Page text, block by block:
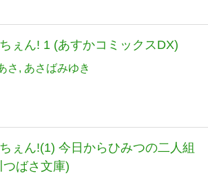
ぇん! 1 (あすかコミックスDX)
さ あさばみゆき
ぇん!(1) 今日からひみつの二人組
つばさ文庫)